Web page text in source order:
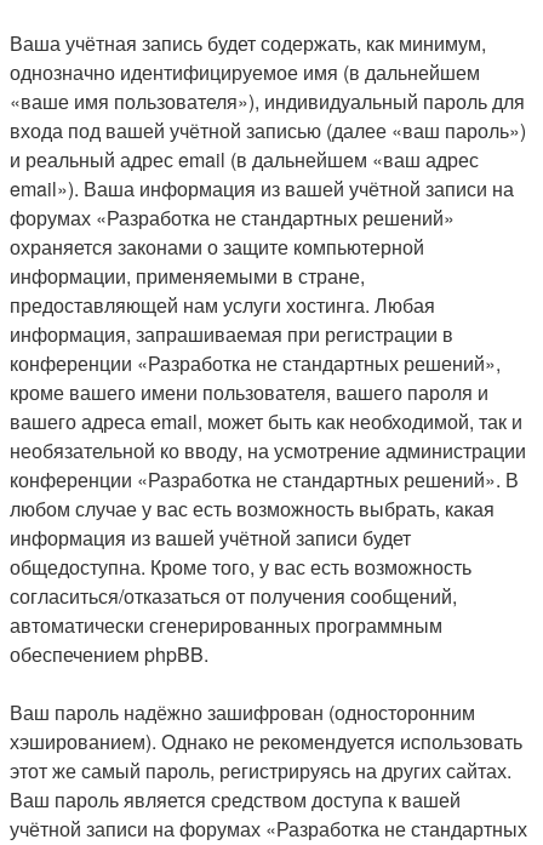
Ваша учётная запись будет содержать, как минимум,
однозначно идентифицируемое имя (в дальнейшем
«ваше имя пользователя»), индивидуальный пароль для
входа под вашей учётной записью (далее «ваш пароль»)
и реальный адрес email (в дальнейшем «ваш адрес
email»). Ваша информация из вашей учётной записи на
форумах «Разработка не стандартных решений»
охраняется законами о защите компьютерной
информации, применяемыми в стране,
предоставляющей нам услуги хостинга. Любая
информация, запрашиваемая при регистрации в
конференции «Разработка не стандартных решений»,
кроме вашего имени пользователя, вашего пароля и
вашего адреса email, может быть как необходимой, так и
необязательной ко вводу, на усмотрение администрации
конференции «Разработка не стандартных решений». В
любом случае у вас есть возможность выбрать, какая
информация из вашей учётной записи будет
общедоступна. Кроме того, у вас есть возможность
согласиться/отказаться от получения сообщений,
автоматически сгенерированных программным
обеспечением phpBB.
Ваш пароль надёжно зашифрован (односторонним
хэшированием). Однако не рекомендуется использовать
этот же самый пароль, регистрируясь на других сайтах.
Ваш пароль является средством доступа к вашей
учётной записи на форумах «Разработка не стандартных